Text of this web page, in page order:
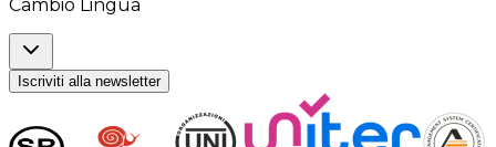
Cambio Lingua
Iscriviti alla newsletter